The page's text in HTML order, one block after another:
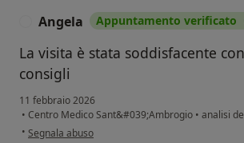
Angela Appuntamento verificato
La visita è stata soddisfacente
consigli
11 febbraio 2026
• Centro Medico Sant&#039;Ambrogio • analisi
• secondo l'opinione dell'utente Angela
Segnala abuso